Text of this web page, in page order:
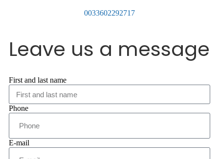
0033602292717
Leave us a message
First and last name
Phone
E-mail